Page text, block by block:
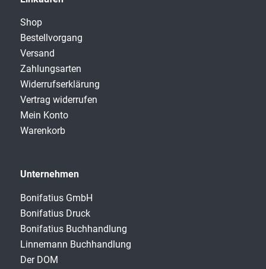
Shop
Bestellvorgang
Versand
Zahlungsarten
Widerrufserklärung
Vertrag widerrufen
Mein Konto
Warenkorb
Unternehmen
Bonifatius GmbH
Bonifatius Druck
Bonifatius Buchhandlung
Linnemann Buchhandlung
Der DOM